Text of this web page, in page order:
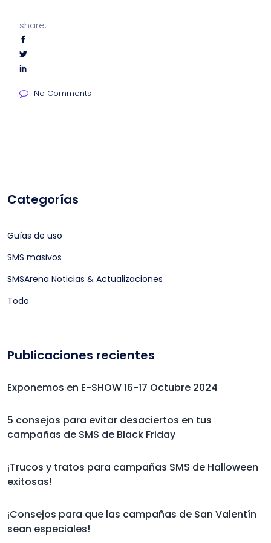
share:
No Comments
Categorías
Guías de uso
SMS masivos
SMSArena Noticias & Actualizaciones
Todo
Publicaciones recientes
Exponemos en E-SHOW 16-17 Octubre 2024
5 consejos para evitar desaciertos en tus
campañas de SMS de Black Friday
¡Trucos y tratos para campañas SMS de Halloween
exitosas!
¡Consejos para que las campañas de San Valentín
sean especiales!